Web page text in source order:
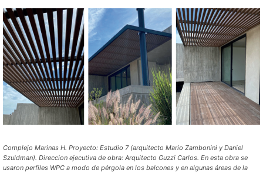
Complejo Marinas H. Proyecto: Estudio 7 (arquitecto Mario Zambonini y Daniel
Szuldman). Direccion ejecutiva de obra: Arquitecto Guzzi Carlos. En esta obra se
usaron perfiles WPC a modo de pérgola en los balcones y en algunas áreas de la